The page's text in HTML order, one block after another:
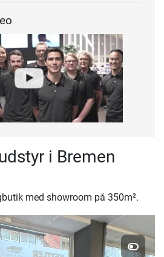
i Bremen
med showroom på 350m².